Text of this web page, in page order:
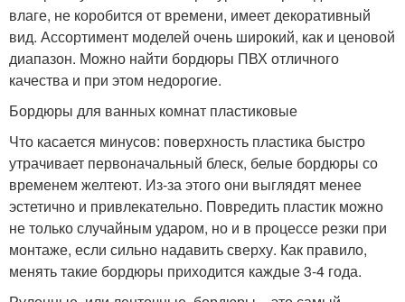
влаге, не коробится от времени, имеет декоративный
вид. Ассортимент моделей очень широкий, как и ценовой
диапазон. Можно найти бордюры ПВХ отличного
качества и при этом недорогие.
Бордюры для ванных комнат пластиковые
Что касается минусов: поверхность пластика быстро
утрачивает первоначальный блеск, белые бордюры со
временем желтеют. Из-за этого они выглядят менее
эстетично и привлекательно. Повредить пластик можно
не только случайным ударом, но и в процессе резки при
монтаже, если сильно надавить сверху. Как правило,
менять такие бордюры приходится каждые 3-4 года.